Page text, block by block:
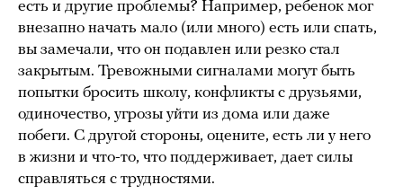
есть и другие проблемы? Например, ребенок мог
внезапно начать мало (или много) есть или спать,
вы замечали, что он подавлен или резко стал
закрытым. Тревожными сигналами могут быть
попытки бросить школу, конфликты с друзьями,
одиночество, угрозы уйти из дома или даже
побеги. С другой стороны, оцените, есть ли у него
в жизни и что-то, что поддерживает, дает силы
справляться с трудностями.